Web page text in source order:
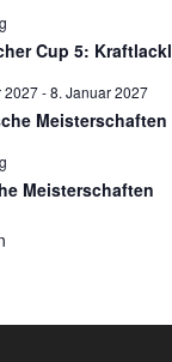
Cup 5: Kraftlackl
2027-8. Januar 2027
Meisterschaften
Meisterschaften